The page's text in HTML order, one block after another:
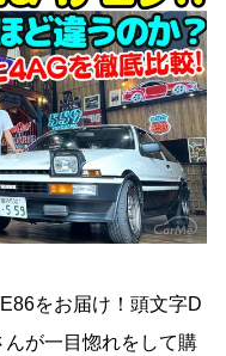
をお届け！頭文字D
が一目惚れをして購